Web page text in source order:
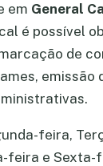
em General
é possível
de
emissão
feira,
feira e Sexta-